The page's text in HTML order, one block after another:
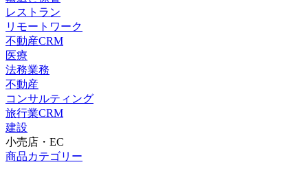
レストラン
リモートワーク
不動産CRM
医療
法務業務
不動産
コンサルティング
旅行業CRM
建設
小売店・EC
商品カテゴリー